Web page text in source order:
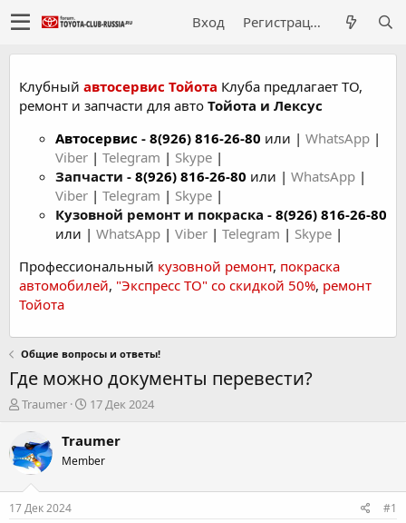
Вход Регистрация
Клубный автосервис Тойота Клуба предлагает ТО,
ремонт и запчасти для авто Тойота и Лексус
Автосервис - 8(926) 816-26-80 или | WhatsApp |
Viber | Telegram | Skype |
Запчасти - 8(926) 816-26-80 или | WhatsApp |
Viber | Telegram | Skype |
Кузовной ремонт и покраска - 8(926) 816-26-80
или | WhatsApp | Viber | Telegram | Skype |
Профессиональный кузовной ремонт, покраска
автомобилей, "Экспресс ТО" со скидкой 50%, ремонт
Тойота
Общие вопросы и ответы!
Где можно документы перевести?
А
о
р
е
м
Traumer
Д
т
а
н
17 Дек 2024
Traumer
Member
17 Дек 2024 #1